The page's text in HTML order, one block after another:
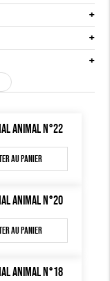
Tex
ANIMAL N°22
au panier
ANIMAL N°20
au panier
ANIMAL N°18